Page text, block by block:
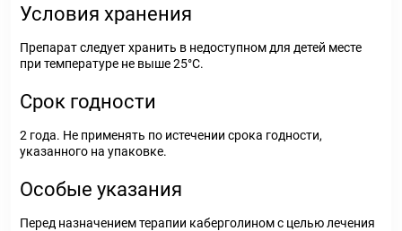
Условия хранения
Препарат следует хранить в недоступном для детей месте
при температуре не выше 25°C.
Срок годности
2 года. Не применять по истечении срока годности,
указанного на упаковке.
Особые указания
Перед назначением терапии каберголином с целью лечения